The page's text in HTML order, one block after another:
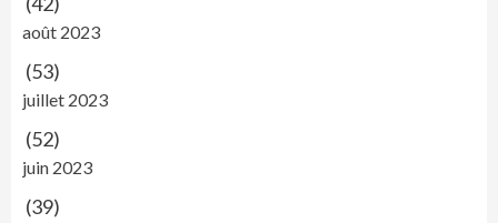
août 2023
(53)
juillet 2023
(52)
juin 2023
(39)